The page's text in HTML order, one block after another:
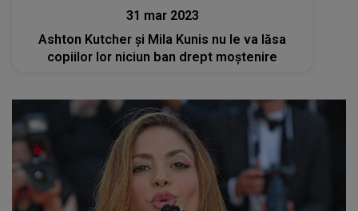
31 mar 2023
Ashton Kutcher și Mila Kunis nu le va lăsa
copiilor lor niciun ban drept moștenire